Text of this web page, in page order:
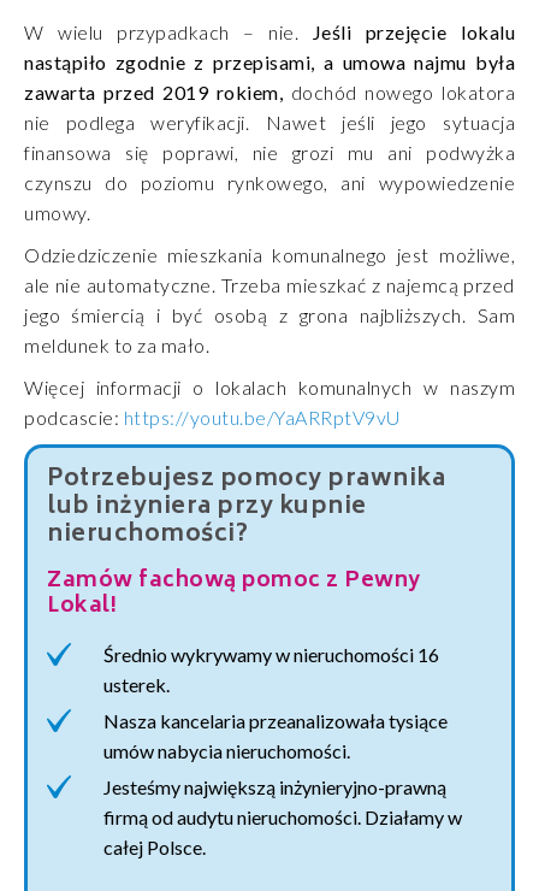
W wielu przypadkach – nie.
Jeśli przejęcie lokalu
nastąpiło zgodnie z przepisami, a umowa najmu była
zawarta przed 2019 rokiem, dochód nowego lokatora
nie podlega weryfikacji. Nawet jeśli jego sytuacja
finansowa się poprawi, nie grozi mu ani podwyżka
czynszu do poziomu rynkowego, ani wypowiedzenie
umowy.
Odziedziczenie mieszkania komunalnego jest możliwe,
ale nie automatyczne. Trzeba mieszkać z najemcą przed
jego śmiercią i być osobą z grona najbliższych. Sam
meldunek to za mało.
Więcej informacji o lokalach komunalnych w naszym
podcascie: https://youtu.be/YaARRptV9vU
Potrzebujesz pomocy prawnika
lub inżyniera przy kupnie
nieruchomości?
Zamów fachową pomoc z Pewny
Lokal!
Średnio wykrywamy w nieruchomości 16
usterek.
Nasza kancelaria przeanalizowała tysiące
umów nabycia nieruchomości.
Jesteśmy największą inżynieryjno-prawną
firmą od audytu nieruchomości. Działamy w
całej Polsce.